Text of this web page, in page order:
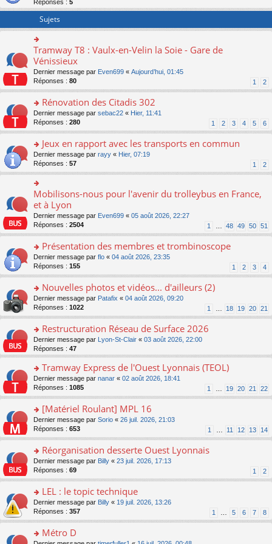
er
s
s
a
g
e
n
n
lu
le
pl
u
s
ré
c
e
Réponses : 5
Sujets
o
n
ult
er
le
m
e
s
s
a
g
e
n
o
n
lu
le
pl
u
c
e
nt
Tramway T8 : Vaulx-en-Velin la Soie - Gare de
Vénissieux
Dernier message par Even699 « Aujourd’hui, 01:45
Réponses : 80 1 2
o
n
s
ult
er
le
m
e
s
s
a
g
e
n
lu
le
pl
u
s
ré
nt
Rénovation des Citadis 302
Dernier message par sebac22 « Hier, 11:41
Réponses : 280 1 2 3 4 5 6
o
n
s
ult
er
le
m
e
s
s
a
g
e
n
lu
le
pl
u
s
ré
c
nt
Jeux en rapport avec les transports en commun
Dernier message par rayy « Hier, 07:19
Réponses : 57 1 2
o
n
ult
er
le
m
e
s
s
a
g
e
n
o
n
lu
le
pl
u
s
ré
nt
Mobilisons-nous pour l'avenir du trolleybus en France,
et à Lyon
Dernier message par Even699 « 05 août 2026, 22:27
Réponses : 2504 1 48 49 50 51
o
n
s
ult
er
le
m
e
s
s
a
g
e
n
o
le
pl
u
s
ré
c
e
Présentation des membres et trombinoscope
Dernier message par flo « 04 août 2026, 23:35
Réponses : 155 1 2 3 4
o
n
s
ult
er
le
m
s
s
a
g
e
n
o
le
pl
u
s
ré
c
e
Nouvelles photos et vidéos... d'ailleurs (2)
Dernier message par Patafix « 04 août 2026, 09:20
Réponses : 1022 1 18 19 20 21
o
n
s
ult
er
le
s
s
a
g
e
n
o
le
pl
u
s
ré
c
Restructuration Réseau de Surface 2026
Dernier message par Lyon-St-Clair « 03 août 2026, 22:00
Réponses : 47
o
n
s
ult
er
le
m
e
s
s
a
g
n
o
n
lu
le
pl
Tramway Express de l'Ouest Lyonnais (TEOL)
Dernier message par nanar « 02 août 2026, 18:41
Réponses : 1085 1 19 20 21 22
o
n
s
ult
er
le
m
e
s
s
a
g
n
[Matériel Roulant] MPL 16
Dernier message par Sorio « 26 juil. 2026, 21:03
Réponses : 653 1 11 12 13 14
o
n
s
ult
er
le
m
e
s
Réorganisation desserte Ouest Lyonnais
Dernier message par Billy « 23 juil. 2026, 17:13
Réponses : 69 1 2
o
n
s
ult
er
LEL : le topic technique
Dernier message par Billy « 19 juil. 2026, 13:26
Réponses : 357 1 5 6 7 8
Métro D